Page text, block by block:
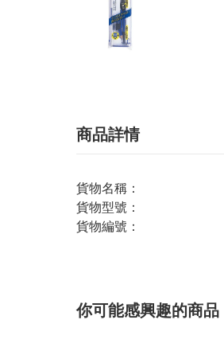
商品詳情
貨物名稱：
貨物型號：
貨物編號：
你可能感興趣的商品